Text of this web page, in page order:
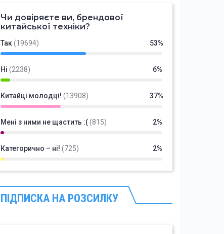
Чи довіряєте ви, брендової
китайської техніки?
Так(19694) 53%
Ні (2238) 6%
Китайці молодці! (13908) 37%
Мені з ними не щастить :((815) 2%
Категорично – ні! (725) 2%
ПІДПИСКА НА РОЗСИЛКУ